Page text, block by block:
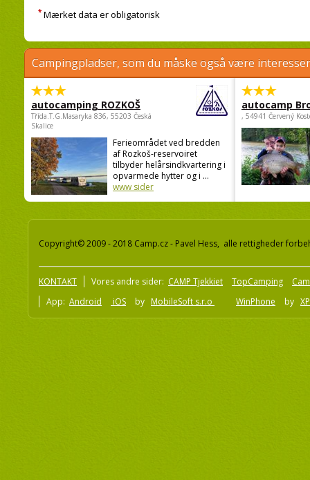
* Mærket data er obligatorisk
Campingpladser, som du måske også være
autocamping ROZKOŠ
Třída.T.G.Masaryka 836, 55203 Česká
Skalice
Ferieområdet ved bredden
af Rozkoš-reservoiret
tilbyder helårsindkvartering i
opvarmede hytter og i ...
www sider
autocamp
, 54941 Červený
Copyright© 2009 - 2018 Camp.cz - Pavel Hess, alle rettigheder
KONTAKT Vores andre sider: CAMP Tjekkiet TopCamping
App: Android iOS by MobileSoft s.r.o WinPhone by